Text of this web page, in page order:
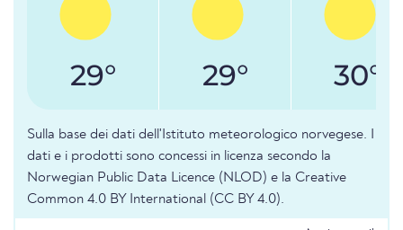
29° 29° 30°
Sulla base dei dati dell'Istituto meteorologico norvegese. I
dati e i prodotti sono concessi in licenza secondo la
Norwegian Public Data Licence (NLOD) e la Creative
Common 4.0 BY International (CC BY 4.0).